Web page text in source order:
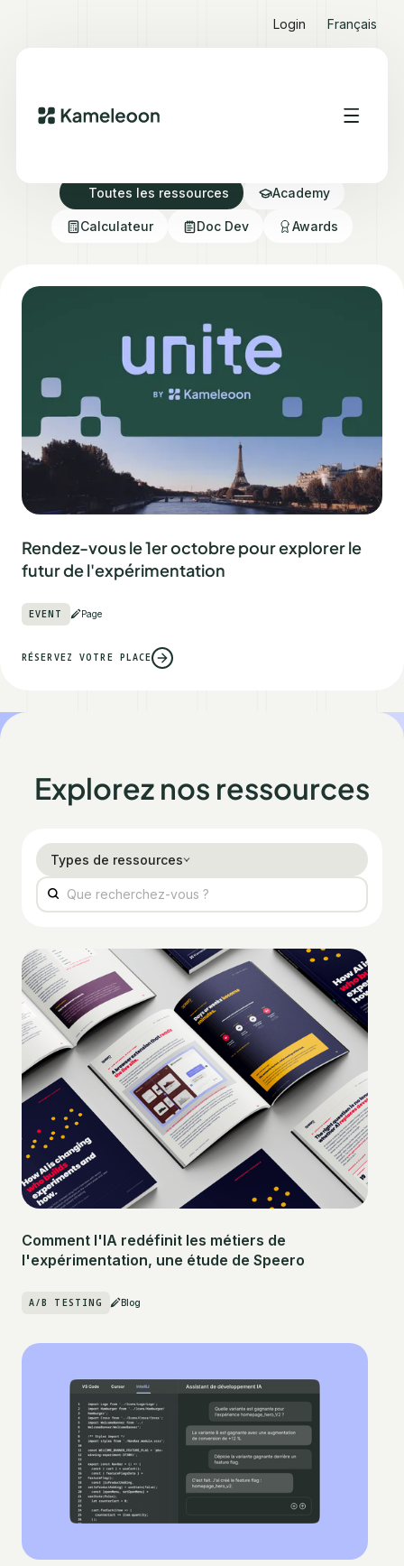
Login Français
Ressources Hub
Toutes les ressources Academy
Calculateur Doc Dev Awards
Rendez-vous le 1er octobre pour explorer le
futur de l'expérimentation
EVENT Page
RÉSERVEZ VOTRE PLACE
Explorez nos ressources
Types de ressources
Comment l'IA redéfinit les métiers de
l'expérimentation, une étude de Speero
A/B TESTING Blog